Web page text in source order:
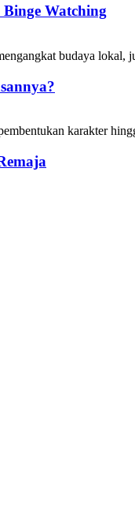
Watching